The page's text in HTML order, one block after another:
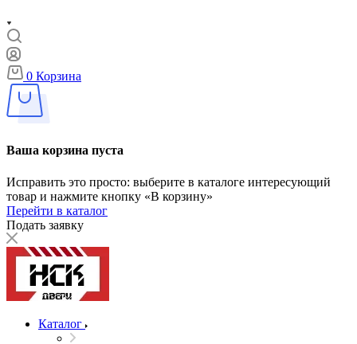
0 Корзина
Ваша корзина пуста
Исправить это просто: выберите в каталоге интересующий
товар и нажмите кнопку «В корзину»
Перейти в каталог
Подать заявку
Каталог